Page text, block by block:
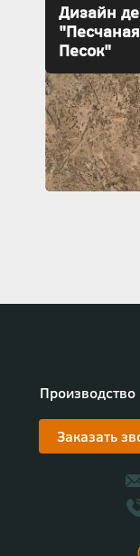
Дизайн
Песок"
Заказать